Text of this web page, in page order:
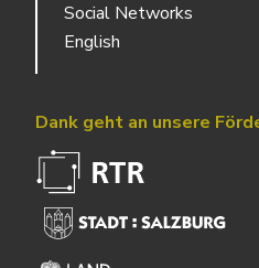
Social Networks
English
Dank geht an unsere